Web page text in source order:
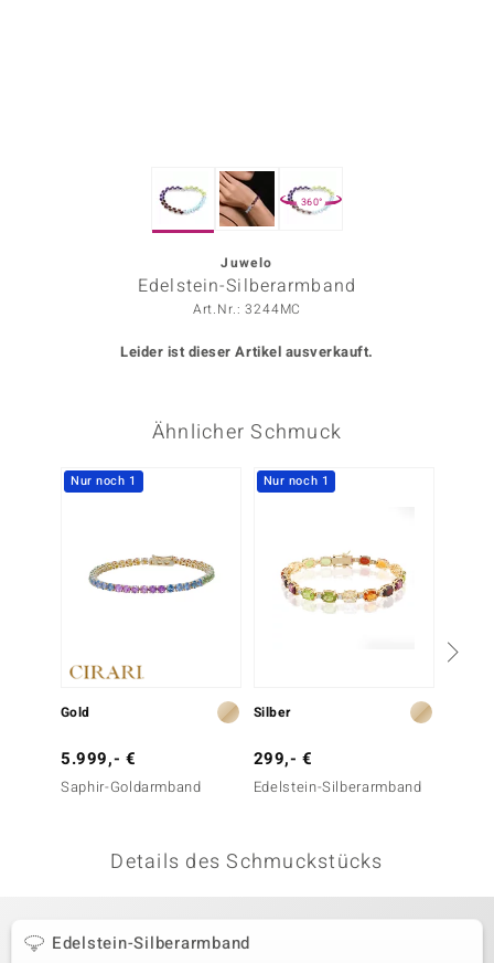
Collection
BY DE MELO
360°
Juwelo
Edelstein-Silberarmband
Art.Nr.: 3244MC
Leider ist dieser Artikel ausverkauft.
Ähnlicher Schmuck
Nur noch 1
Gold
5.999,- €
Saphir-Goldarmband
Nur noch 1
Silber
299,- €
Edelstein-Silberarmband
Details des Schmuckstücks
Edelstein-Silberarmband